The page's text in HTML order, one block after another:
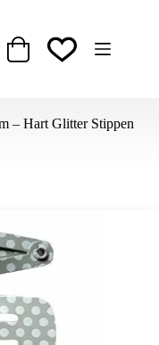
Winkelwagen
– Hart Glitter Stippen